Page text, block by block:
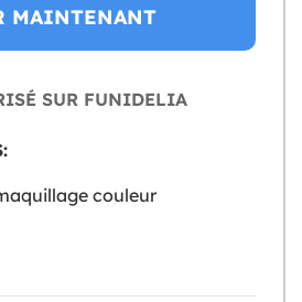
MAINTENANT
SUR FUNIDELIA
couleur